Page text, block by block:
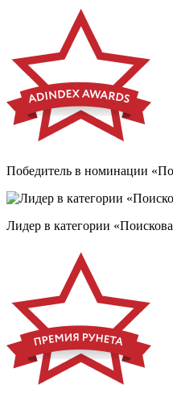
Победитель в номинации
Лидер в категории